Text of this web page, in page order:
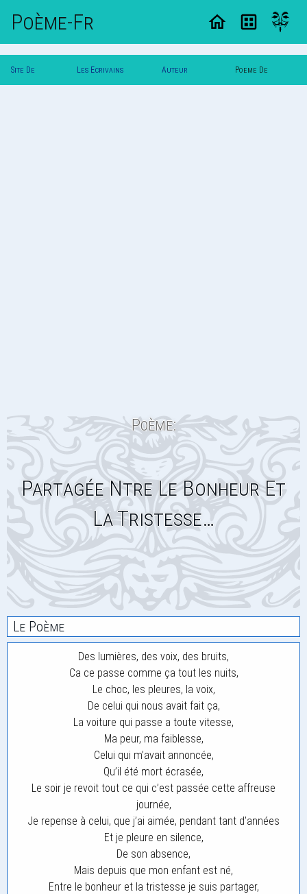
Poème-Fr
Site De Les Ecrivains Auteur Poeme De
Poème:
Partagée Ntre Le Bonheur Et
La Tristesse…
Le Poème
Des lumières, des voix, des bruits,
Ca ce passe comme ça tout les nuits,
Le choc, les pleures, la voix,
De celui qui nous avait fait ça,
La voiture qui passe a toute vitesse,
Ma peur, ma faiblesse,
Celui qui m’avait annoncée,
Qu’il été mort écrasée,
Le soir je revoit tout ce qui c’est passée cette affreuse
journée,
Je repense à celui, que j’ai aimée, pendant tant d’années
Et je pleure en silence,
De son absence,
Mais depuis que mon enfant est né,
Entre le bonheur et la tristesse je suis partager,